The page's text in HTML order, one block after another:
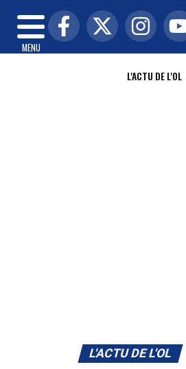
MENU
L'ACTU DE L'OL
L'ACTU DE L'OL